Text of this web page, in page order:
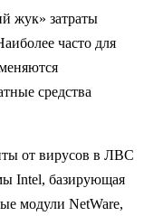
жук» затраты
часто для
средства
от вирусов в ЛВС
Intel, базирующая
модули NetWare,